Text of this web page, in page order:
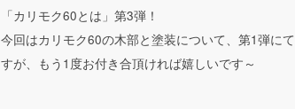
「カリモク60とは」第3弾！
今回はカリモク60の木部と塗装について、第1弾に
すが、もう1度お付き合頂ければ嬉しいです～